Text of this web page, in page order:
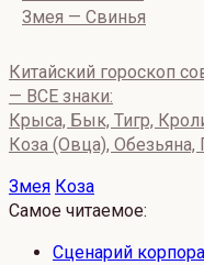
Змея — Свинья
Китайский гороскоп
— ВСЕ знаки:
Крыса, Бык, Тигр,
Коза (Овца), Обезьяна,
Змея Коза
Самое читаемое:
Сценарий